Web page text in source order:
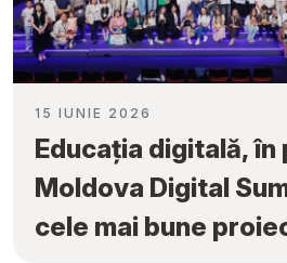
15 IUNIE 2026
Educația digitală, în
Moldova Digital
cele mai bune